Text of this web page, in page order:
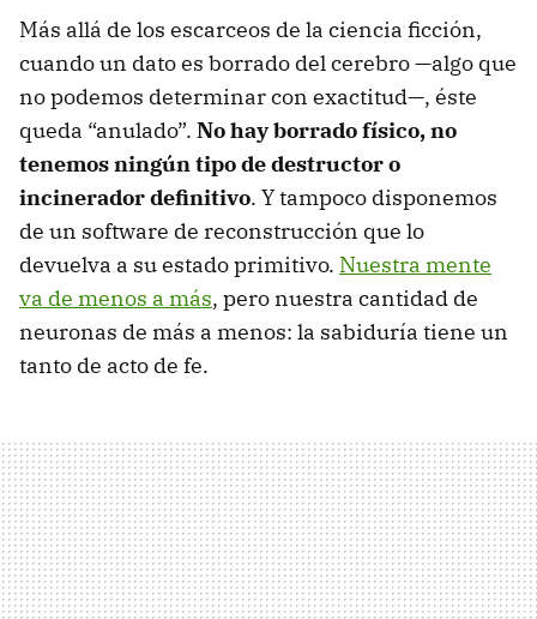
Más allá de los escarceos de la ciencia ficción,
cuando un dato es borrado del cerebro —algo que
no podemos determinar con exactitud—, éste
queda “anulado”. No hay borrado físico, no
tenemos ningún tipo de destructor o
incinerador definitivo. Y tampoco disponemos
de un software de reconstrucción que lo
devuelva a su estado primitivo. Nuestra mente
va de menos a más, pero nuestra cantidad de
neuronas de más a menos: la sabiduría tiene un
tanto de acto de fe.